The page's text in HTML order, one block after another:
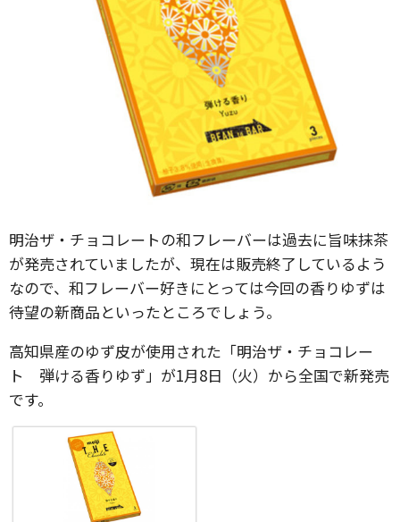
明治ザ・チョコレートの和フレーバーは過去に旨味抹茶
が発売されていましたが、現在は販売終了しているよう
なので、和フレーバー好きにとっては今回の香りゆずは
待望の新商品といったところでしょう。
高知県産のゆず皮が使用された「明治ザ・チョコレー
ト 弾ける香りゆず」が1月8日（火）から全国で新発売
です。